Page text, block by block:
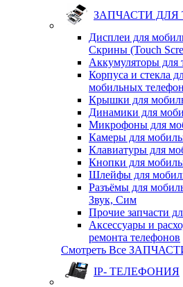
ЗАПЧАСТИ
Дисплеи для
Скрины (Touch
Аккумуляторы для
Корпуса и стекла
мобильных
Крышки для
Динамики для
Микрофоны для
Камеры для
Клавиатуры для
Кнопки для
Шлейфы для
Разъёмы для
Звук, Сим
Прочие запчасти
Аксессуары и
ремонта телефонов
Смотреть Все
IP- ТЕЛЕФОНИЯ